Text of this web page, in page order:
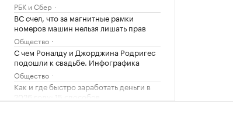
РБК и Сбер
ВС счел, что за магнитные рамки
номеров машин нельзя лишать прав
Общество
С чем Роналду и Джорджина Родригес
подошли к свадьбе. Инфографика
Общество
Как и где быстро заработать деньги в
2026 году: 15 способов